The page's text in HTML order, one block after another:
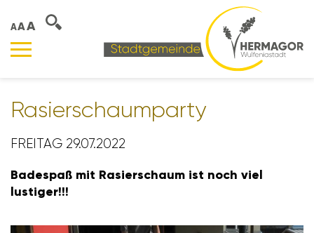
AAA
Rasier­schaum­party
FREITAG 29.07.2022
Bade­spaß mit Rasier­schaum ist noch viel
lustiger!!!